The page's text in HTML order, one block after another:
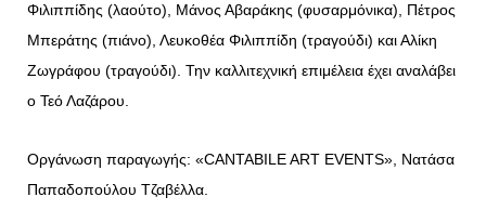
Φιλιππίδης (λαούτο), Μάνος Αβαράκης (φυσαρμόνικα), Πέτρος
Μπεράτης (πιάνο), Λευκοθέα Φιλιππίδη (τραγούδι) και Αλίκη
Ζωγράφου (τραγούδι). Την καλλιτεχνική επιμέλεια έχει αναλάβει
ο Τεό Λαζάρου.
Οργάνωση παραγωγής: «CANTABILE ART EVENTS», Νατάσα
Παπαδοπούλου Τζαβέλλα.